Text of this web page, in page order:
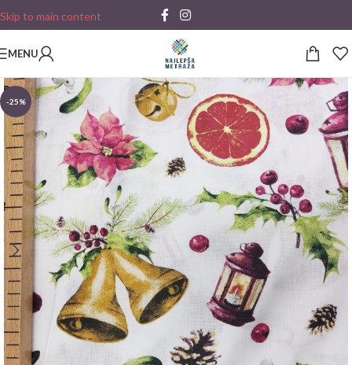
Skip to main content
MENU
-25%